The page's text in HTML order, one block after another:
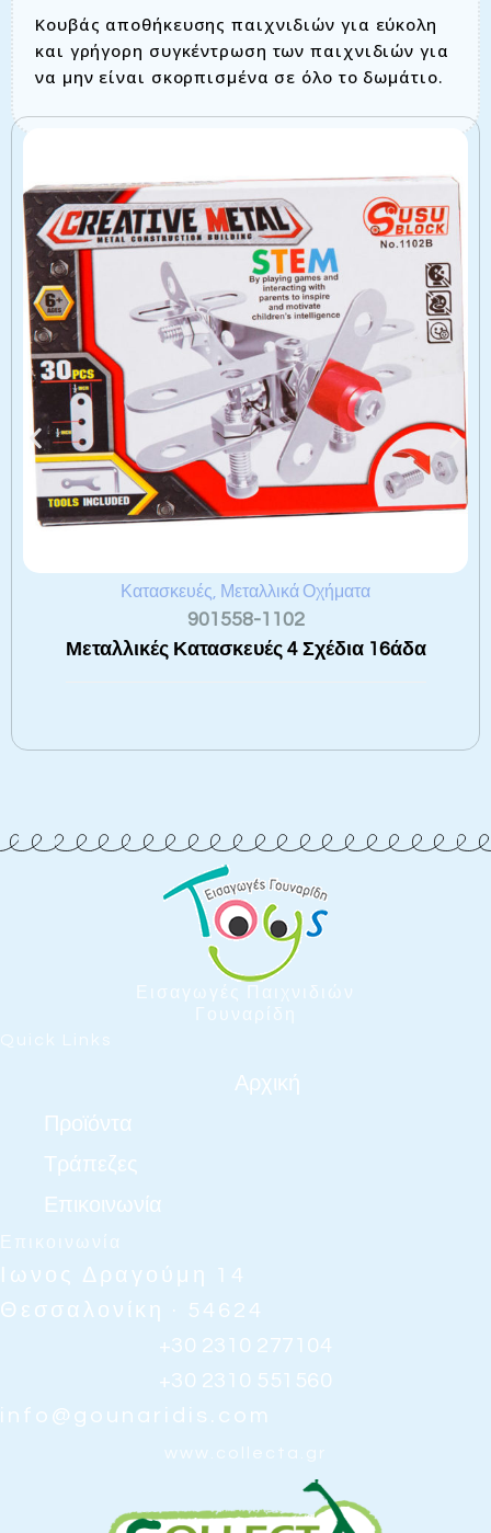
Κουβάς αποθήκευσης παιχνιδιών για εύκολη
και γρήγορη συγκέντρωση των παιχνιδιών για
να μην είναι σκορπισμένα σε όλο το δωμάτιο.
Κατασκευές Μεταλλικά Οχήματα
901558-1102
Μεταλλικές Κατασκευές 4 Σχέδια 16άδα
Εισαγωγές Παιχνιδιών
Γουναρίδη
Quick Links
Αρχική
Προϊόντα
Τράπεζες
Επικοινωνία
Επικοινωνία
Ιωνος Δραγούμη 14
Θεσσαλονίκη · 54624
+30 2310 277104
+30 2310 551560
info@gounaridis.com
www.collecta.gr